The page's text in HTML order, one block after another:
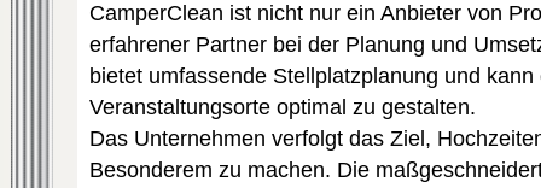
CamperClean ist nicht nur ein Anbieter von
erfahrener Partner bei der Planung und
bietet umfassende Stellplatzplanung und
Veranstaltungsorte optimal zu gestalten.
Das Unternehmen verfolgt das Ziel,
Besonderem zu machen. Die